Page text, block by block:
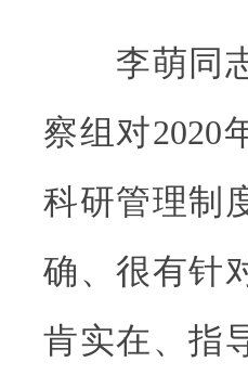
李萌同志
察组对2020
科研管理制
确、很有针
肯实在、指